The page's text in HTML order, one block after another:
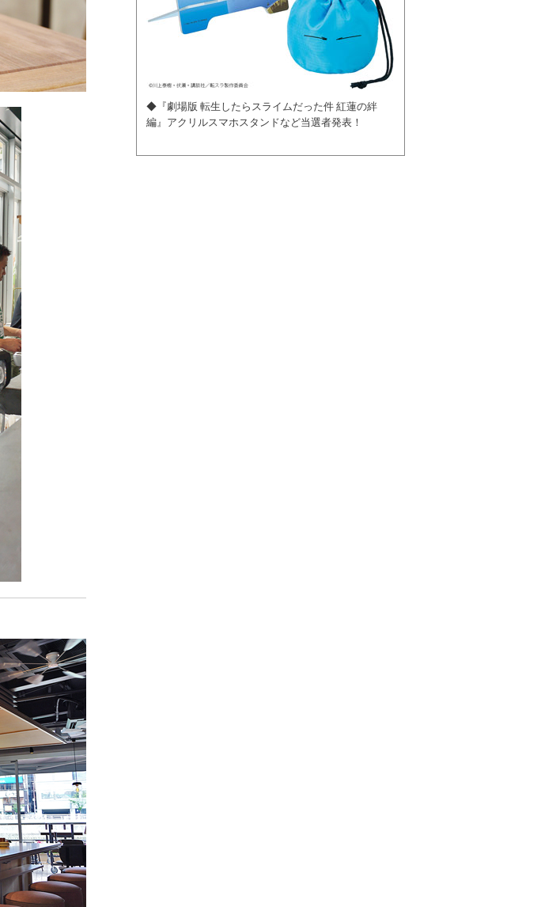
◆『劇場版 転生したらスライムだった件 紅蓮の絆
編』アクリルスマホスタンドなど当選者発表！